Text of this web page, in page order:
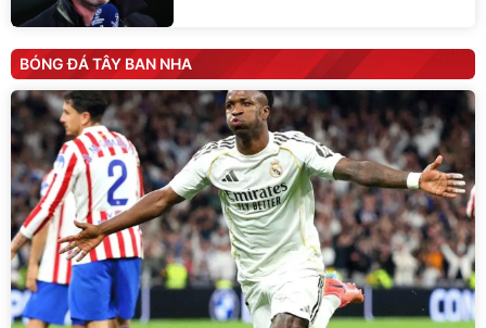
BÓNG ĐÁ TÂY BAN NHA